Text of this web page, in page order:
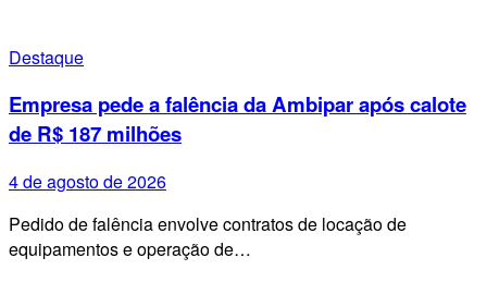
Destaque
Empresa pede a falência da Ambipar após calote
de R$ 187 milhões
4 de agosto de 2026
Pedido de falência envolve contratos de locação de
equipamentos e operação de…